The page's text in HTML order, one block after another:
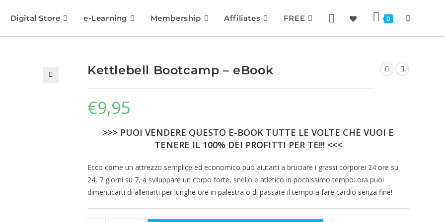
Digital Store e-Learning Membership Affiliates FREE 0
Kettlebell Bootcamp – eBook
€9,95
>>> PUOI VENDERE QUESTO E-BOOK TUTTE LE VOLTE CHE VUOI E
TENERE IL 100% DEI PROFITTI PER TE!!! <<<
Ecco come un attrezzo semplice ed economico può aiutarti a bruciare i grassi corporei 24 ore su
24, 7 giorni su 7, a sviluppare un corpo forte, snello e atletico in pochissimo tempo: ora puoi
dimenticarti di allenarti per lunghe ore in palestra o di passare il tempo a fare cardio senza fine!